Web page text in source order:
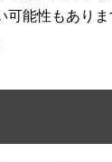
能性もあり